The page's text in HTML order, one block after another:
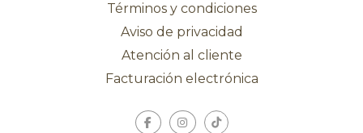
Términos y condiciones
Aviso de privacidad
Atención al cliente
Facturación electrónica